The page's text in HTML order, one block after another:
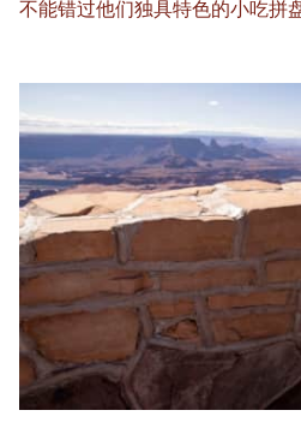
不能错过他们独具特色的小吃拼